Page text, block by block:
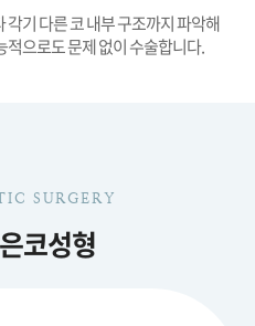
기 다른 코 내부 구조까지 파악해
으로도 문제 없이 수술합니다.
SURGERY
코성형